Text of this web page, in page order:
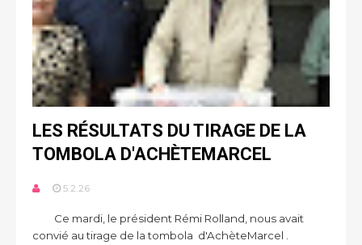
LES RÉSULTATS DU TIRAGE DE LA
TOMBOLA D'ACHÈTEMARCEL
5.2.26
Ce mardi, le président Rémi Rolland, nous avait
convié au tirage de la tombola d'AchèteMarcel .